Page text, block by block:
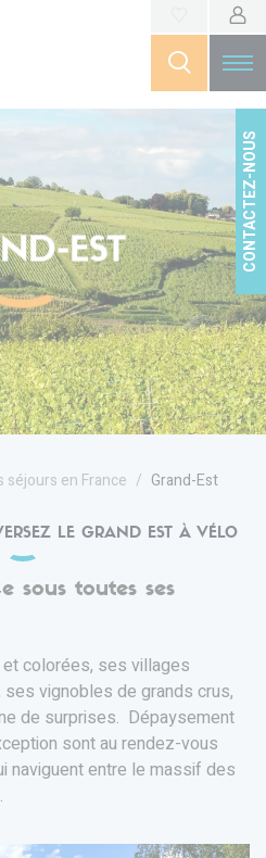
CONTACTEZ-NOUS
EST
séjours en France Grand-Est
LE GRAND EST À VÉLO
sous toutes ses
colorées, ses villages
vignobles de grands crus,
de surprises. Dépaysement
sont au rendez-vous
naviguent entre le massif des